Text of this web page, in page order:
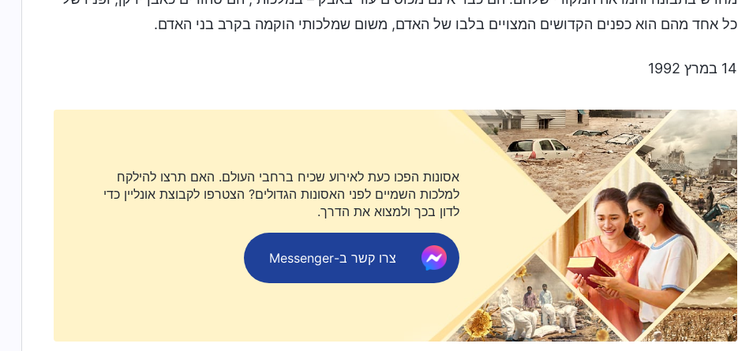
כל אחד מהם הוא כפנים הקדושים המצויים בלבו של האדם, משום שמלכותי הוקמה בקרב בני האדם.
14 במרץ 1992
אסונות הפכו כעת לאירוע שכיח ברחבי העולם. האם תרצו להילקח
למלכות השמיים לפני האסונות הגדולים? הצטרפו לקבוצת אונליין כדי
לדון בכך ולמצוא את הדרך.
צרו קשר ב-Messenger